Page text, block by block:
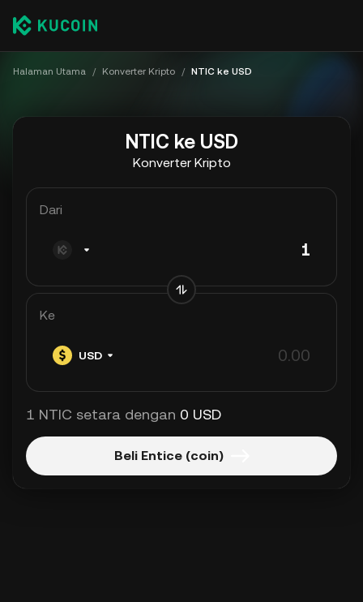
Halaman Utama / Konverter Kripto / NTIC ke USD
NTIC ke USD
Konverter Kripto
Dari
Ke
USD
1 NTIC setara dengan 0 USD
Beli Entice (coin)